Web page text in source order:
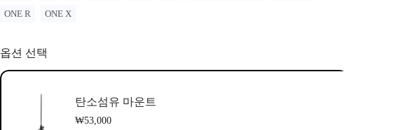
ONE R ONE X
옵션 선택
탄소섬유 마운트
₩53,000